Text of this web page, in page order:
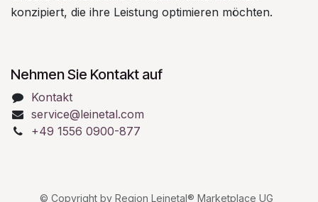
konzipiert, die ihre Leistung optimieren möchten.
Nehmen Sie Kontakt auf
Kontakt
service@leinetal.com
+49 1556 0900-877
© Copyright by Region Leinetal® Marketplace UG